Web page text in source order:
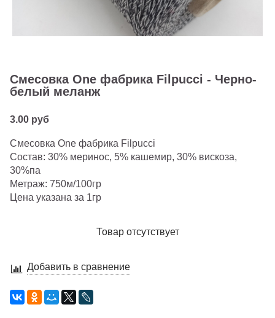
Смесовка One фабрика Filpucci - Черно-
белый меланж
3.00 руб
Смесовка One фабрика Filpucci
Состав: 30% меринос, 5% кашемир, 30% вискоза,
30%па
Метраж: 750м/100гр
Цена указана за 1гр
Товар отсутствует
Добавить в сравнение